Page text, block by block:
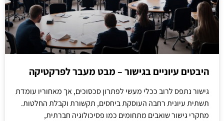
היבטים עיוניים בגישור – מבט מעבר לפרקטיקה
גישור נתפס לרוב ככלי מעשי לפתרון סכסוכים, אך מאחוריו עומדת
תשתית עיונית רחבה העוסקת ביחסים, תקשורת וקבלת החלטות.
מחקרי גישור שואבים מתחומים כמו פסיכולוגיה חברתית,